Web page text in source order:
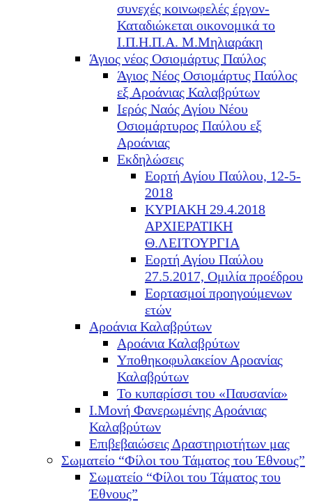
συνεχές κοινωφελές έργον-
Καταδιώκεται οικονομικά το
Ι.Π.Η.Π.Α. Μ.Μηλιαράκη
Άγιος νέος Οσιομάρτυς Παύλος
Άγιος Νέος Οσιομάρτυς Παύλος
εξ Αροάνιας Καλαβρύτων
Ιερός Ναός Αγίου Νέου
Οσιομάρτυρος Παύλου εξ
Αροάνιας
Εκδηλώσεις
Εορτή Αγίου Παύλου, 12-5-
2018
ΚΥΡΙΑΚΗ 29.4.2018
ΑΡΧΙΕΡΑΤΙΚΗ
Θ.ΛΕΙΤΟΥΡΓΙΑ
Εορτή Αγίου Παύλου
27.5.2017, Ομιλία προέδρου
Εορτασμοί προηγούμενων
ετών
Αροάνια Καλαβρύτων
Αροάνια Καλαβρύτων
Υποθηκοφυλακείον Αροανίας
Καλαβρύτων
Το κυπαρίσσι του «Παυσανία»
Ι.Μονή Φανερωμένης Αροάνιας
Καλαβρύτων
Επιβεβαιώσεις Δραστηριοτήτων μας
Σωματείο “Φίλοι του Τάματος του Έθνους”
Σωματείο “Φίλοι του Τάματος του
Έθνους”